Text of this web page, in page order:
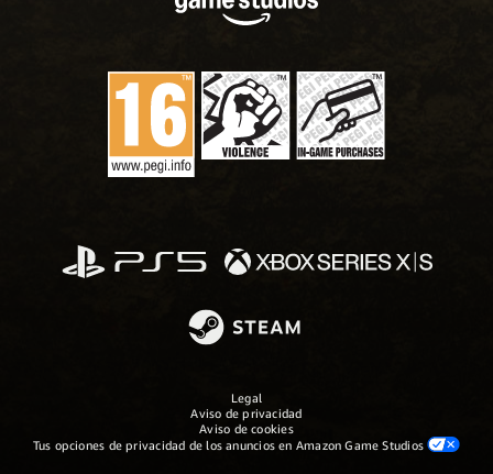
Legal
Aviso de privacidad
Aviso de cookies
Tus opciones de privacidad de los anuncios en Amazon Game Studios